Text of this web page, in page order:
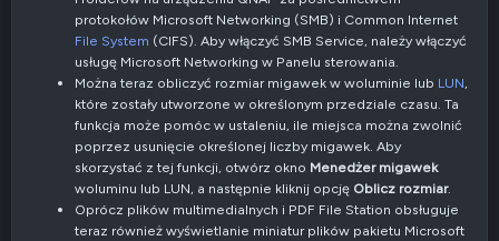
protokołów Microsoft Networking (SMB) i Common Internet
File System (CIFS). Aby włączyć SMB Service, należy włączyć
usługę Microsoft Networking w Panelu sterowania.
Można teraz obliczyć rozmiar migawek w woluminie lub LUN
które zostały utworzone w określonym przedziale czasu. Ta
funkcja może pomóc w ustaleniu, ile miejsca można zwolnić
poprzez usunięcie określonej liczby migawek. Aby
skorzystać z tej funkcji, otwórz okno Menedżer migawek
woluminu lub LUN, a następnie kliknij opcję Oblicz rozmiar.
Oprócz plików multimedialnych i PDF File Station obsługuje
teraz również wyświetlanie miniatur plików pakietu Microsoft